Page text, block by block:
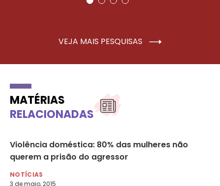
VEJA MAIS PESQUISAS
MATÉRIAS
RELACIONADAS
Violência doméstica: 80% das mulheres não
querem a prisão do agressor
NOTÍCIAS
3 de maio, 2015